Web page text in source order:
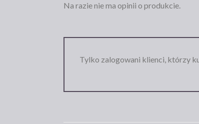
Na razie nie ma opinii o produkcie.
Tylko zalogowani klienci, którzy